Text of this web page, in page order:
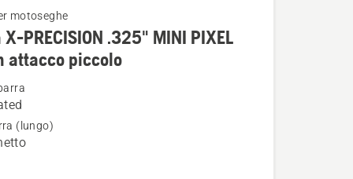
motoseghe
PRECISION .325" MINI PIXEL
attacco piccolo
(lungo)